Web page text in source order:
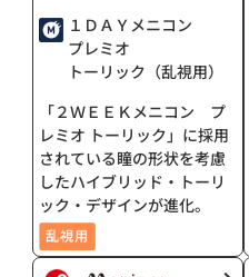
１ＤＡＹメニコン
プレミオ
トーリック（乱視用）
「２ＷＥＥＫメニコン プ
レミオ トーリック」に採用
されている瞳の形状を考慮
したハイブリッド・トーリ
ック・デザインが進化。